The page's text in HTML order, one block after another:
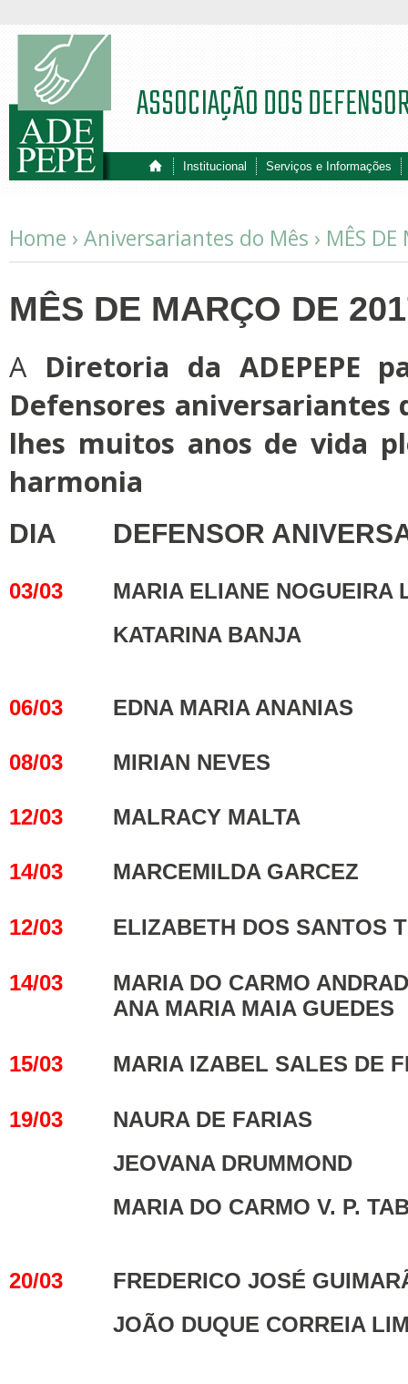
Institucional Serviços e Informações
ASSOCIAÇÃO DOS
Home › Aniversariantes do Mês › MÊS
MÊS DE MARÇO DE
ADiretoria da ADEPEPE
Defensores aniversariantes
lhes muitos anos de vida
harmonia
DIA DEFENSOR
03/03
MARIA ELIANE NOGUEIRA
KATARINA BANJA
06/03 EDNA MARIA ANANIAS
08/03 MIRIAN NEVES
12/03 MALRACY MALTA
14/03 MARCEMILDA GARCEZ
12/03 ELIZABETH DOS SANTOS
14/03
MARIA DO CARMO
ANA MARIA MAIA GUEDES
15/03 MARIA IZABEL SALES DE
19/03
NAURA DE FARIAS
JEOVANA DRUMMOND
MARIA DO CARMO V. P.
20/03
FREDERICO JOSÉ
JOÃO DUQUE CORREIA